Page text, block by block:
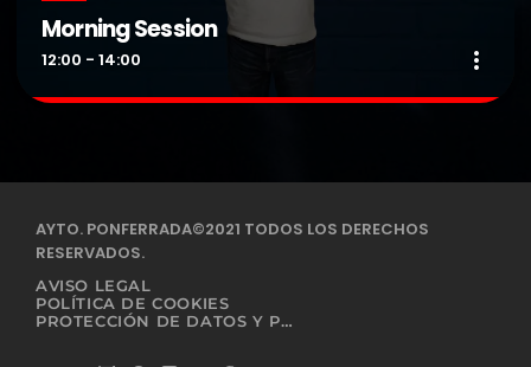
Morning Session
12:00 - 14:00 more_vert
y de la otras décadas.
AYTO. PONFERRADA©2021 TODOS LOS DERECHOS
RESERVADOS.
AVISO LEGAL
POLÍTICA DE COOKIES
PROTECCIÓN DE DATOS Y PRIVACIDAD